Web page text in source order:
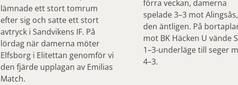
lämnade ett stort tomrum
efter sig och satte ett stort
avtryck i Sandvikens IF. På
lördag när damerna möter
Elfsborg i Elitettan genomför vi
den fjärde upplagan av Emilias
Match.
förra veckan, damerna
spelade 3–3 mot
den äntligen. På
mot BK Häcken U vände
1–3-underläge till seger
4–3.